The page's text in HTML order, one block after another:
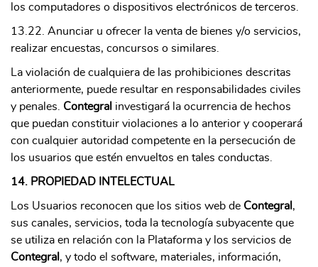
los computadores o dispositivos electrónicos de terceros.
13.22. Anunciar u ofrecer la venta de bienes y/o servicios,
realizar encuestas, concursos o similares.
La violación de cualquiera de las prohibiciones descritas
anteriormente, puede resultar en responsabilidades civiles
y penales. Contegral investigará la ocurrencia de hechos
que puedan constituir violaciones a lo anterior y cooperará
con cualquier autoridad competente en la persecución de
los usuarios que estén envueltos en tales conductas.
14. PROPIEDAD INTELECTUAL
Los Usuarios reconocen que los sitios web de Contegral ,
sus canales, servicios, toda la tecnología subyacente que
se utiliza en relación con la Plataforma y los servicios de
Contegral , y todo el software, materiales, información,